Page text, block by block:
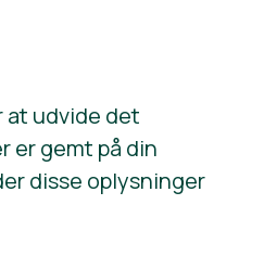
at udvide det
er gemt på din
disse oplysninger